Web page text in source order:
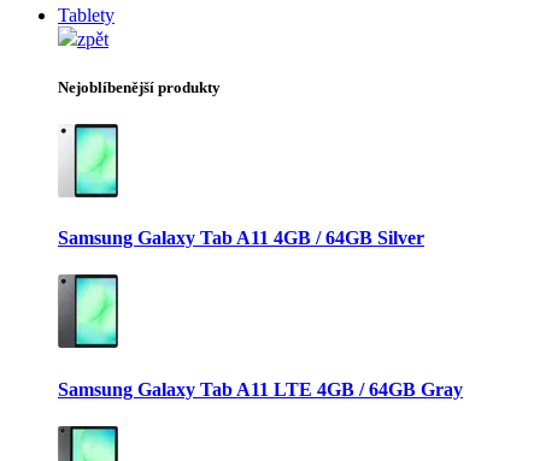
Tablety
zpět
Nejoblíbenější produkty
Samsung Galaxy Tab A11 4GB / 64GB Silver
Samsung Galaxy Tab A11 LTE 4GB / 64GB Gray